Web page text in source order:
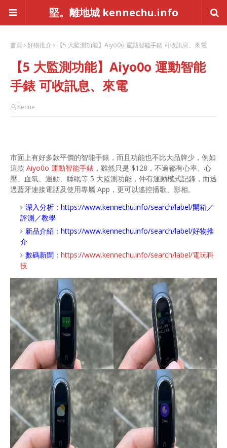
堅。離地城 kennechu.info
首頁 好物推介 【5 大監測功能】Aiyo0o 運動智能手錶 可收訊息、來電
【5 大監測功能】Aiyo0o 運動智能
手錶 可收訊息、來電
Kenne
市面上有好多款平價的智能手錶，而且功能也不比大品牌少，例如
這款 Aiyo0o 運動智能手錶 ，雖然只是 $128，不過都有心率、心
壓、血氧、運動、睡眠等 5 大監測功能，仲有運動模式記錄，而透
過藍牙連接電話及使用專屬 App，更可以遙控播歌、影相。
深入分析： https://www.kennechu.info/search/label/開箱／
評測／教學
新品介紹： https://www.kennechu.info/search/label/好物推
介
數碼新聞： https://www.kennechu.info/search/label/電玩科
技